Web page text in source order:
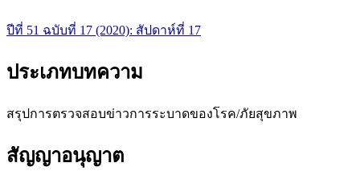
ปีที่ 51 ฉบับที่ 17 (2020): สัปดาห์ที่ 17
ประเภทบทความ
สรุปการตรวจสอบข่าวการระบาดของโรค/ภัยสุขภาพ
สัญญาอนุญาต